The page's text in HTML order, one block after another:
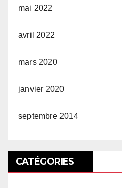
mai 2022
avril 2022
mars 2020
janvier 2020
septembre 2014
CATÉGORIES